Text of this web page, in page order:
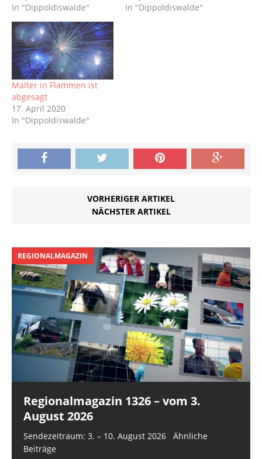
In "Dippoldiswalde"
In "Dippoldiswalde"
Malter in Flammen ist
abgesagt
17. April 2020
In "Dippoldiswalde"
VORHERIGER ARTIKEL
NÄCHSTER ARTIKEL
REGIONALMAGAZIN
Regionalmagazin 1326 – vom 3.
August 2026
Sendezeitraum: 3. – 10. August 2026 Ähnliche
Beiträge